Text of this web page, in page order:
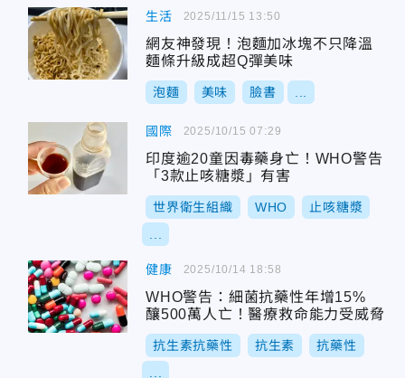
生活
網友神發現！泡麵加冰塊不只降溫
麵條升級成超Q彈美味
泡麵 美味 臉書
2025/11/15 13:50
國際
印度逾20童因毒藥身亡！WHO警告
「3款止咳糖漿」有害
世界衛生組織 WHO 止咳糖漿
2025/10/15 07:29
健康
WHO警告：細菌抗藥性年增15%
釀500萬人亡！醫療救命能力受威脅
抗生素抗藥性 抗生素 抗藥性
2025/10/14 18:58